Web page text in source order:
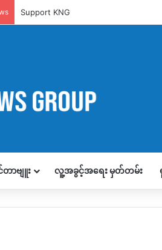
Support KNG
ာဗျူး လူ့အခွင့်အရေး မှတ်တမ်း